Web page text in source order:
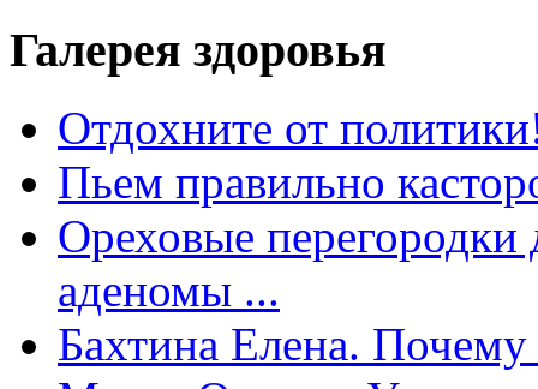
Галерея здоровья
Отдохните от
Пьем правильно
Ореховые перегородки
аденомы ...
Бахтина Елена.